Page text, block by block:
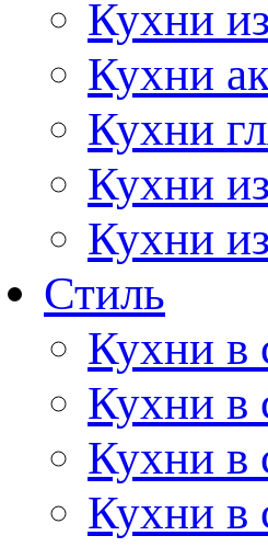
Кухни
Кухни
Кухни
Кухни
Кухни
Стиль
Кухни в
Кухни в
Кухни в
Кухни в